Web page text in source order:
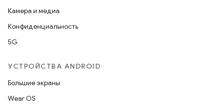
Камера и медиа
Конфиденциальность
5G
УСТРОЙСТВА ANDROID
Большие экраны
Wear OS